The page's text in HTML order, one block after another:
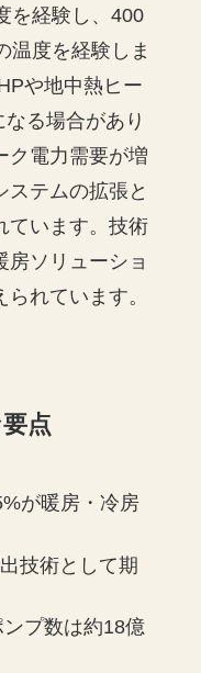
を経験し、400
温度を経験しま
や地中熱ヒー
る場合があり
ク電力需要が増
ステムの拡張と
ています。技術
房ソリューショ
れています。
点
が暖房・冷房
技術として期
プ数は約18億